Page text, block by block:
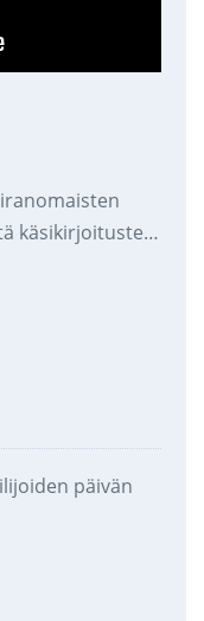
käsikirjoitusten
päivän